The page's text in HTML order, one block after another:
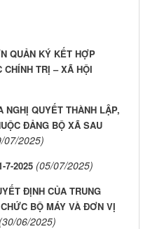
QUẢN KÝ KẾT HỢP
TRỊ – XÃ HỘI
NGHỊ QUYẾT THÀNH LẬP,
ĐẢNG BỘ XÃ SAU
07/2025)
7-2025 (05/07/2025)
ĐỊNH CỦA TRUNG
BỘ MÁY VÀ ĐƠN VỊ
(30/06/2025)